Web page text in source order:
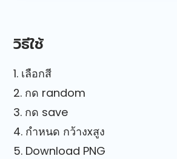
วิธีใช้
1. เลือกสี
2. กด random
3. กด save
4. กำหนด กว้างxสูง
5. Download PNG